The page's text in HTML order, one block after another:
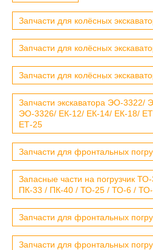
Запчасти для колёсных
Запчасти для колёсных
Запчасти для колёсных
Запчасти экскаватора ЭО-
ЭО-3326/ ЕК-12/ ЕК-14/ ЕК-18/
ЕТ-25
Запчасти для фронтальных
Запасные части на погрузчик
ПК-33 / ПК-40 / ТО-25 / ТО-6 /
Запчасти для фронтальных
Запчасти для фронтальных